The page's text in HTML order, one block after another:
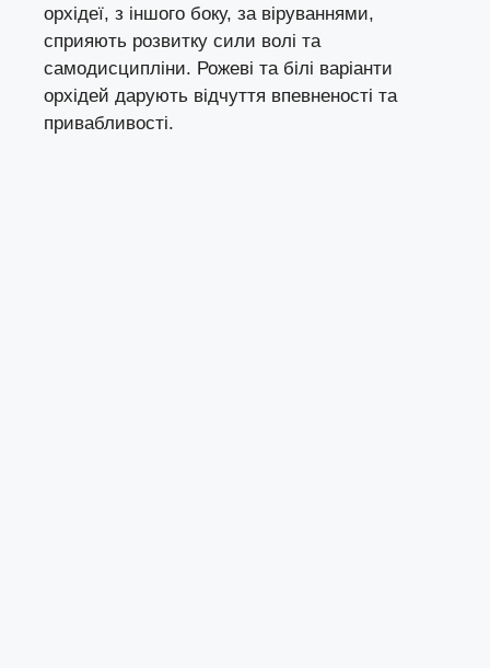
орхідеї, з іншого боку, за віруваннями,
сприяють розвитку сили волі та
самодисципліни. Рожеві та білі варіанти
орхідей дарують відчуття впевненості та
привабливості.